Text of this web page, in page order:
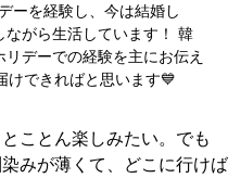
ーを経験し、今は結婚し
がら生活しています！ 韓
デーでの経験を主にお伝え
けできればと思います💙
ことん楽しみたい。でも
みが薄くて、どこに行けば